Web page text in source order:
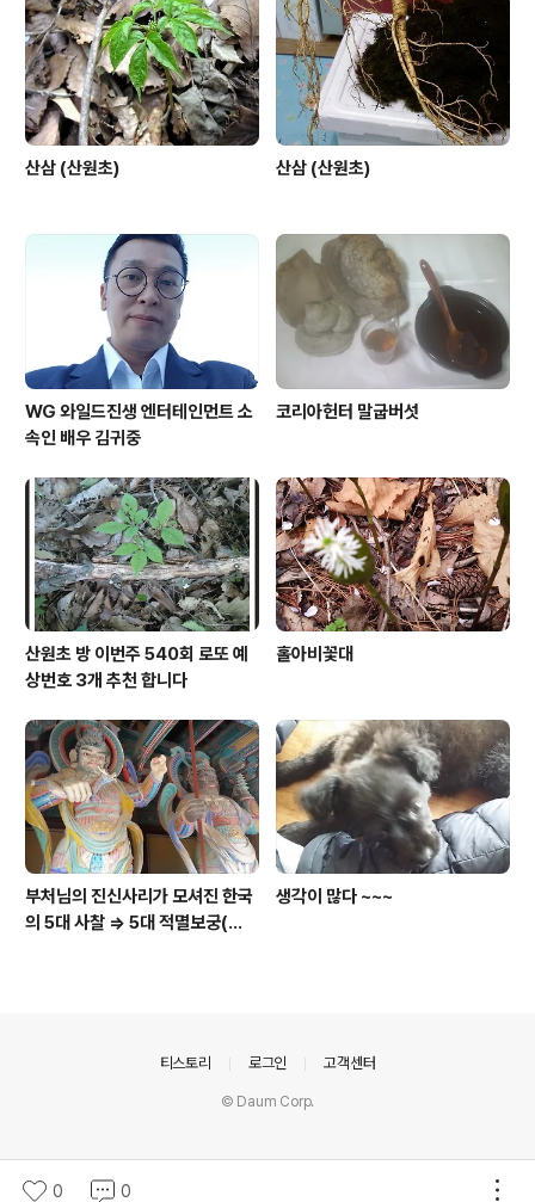
산삼 (산원초) 산삼 (산원초)
WG 와일드진생 엔터테인먼트 소
속인 배우 김귀중
코리아헌터 말굽버섯
산원초 방 이번주 540회 로또 예
상번호 3개 추천 합니다
홀아비꽃대
부처님의 진신사리가 모셔진 한국
의 5대 사찰 => 5대 적멸보궁(寂
생각이 많다 ~~~
0 0
티스토리 로그인 고객센터
© Daum Corp.